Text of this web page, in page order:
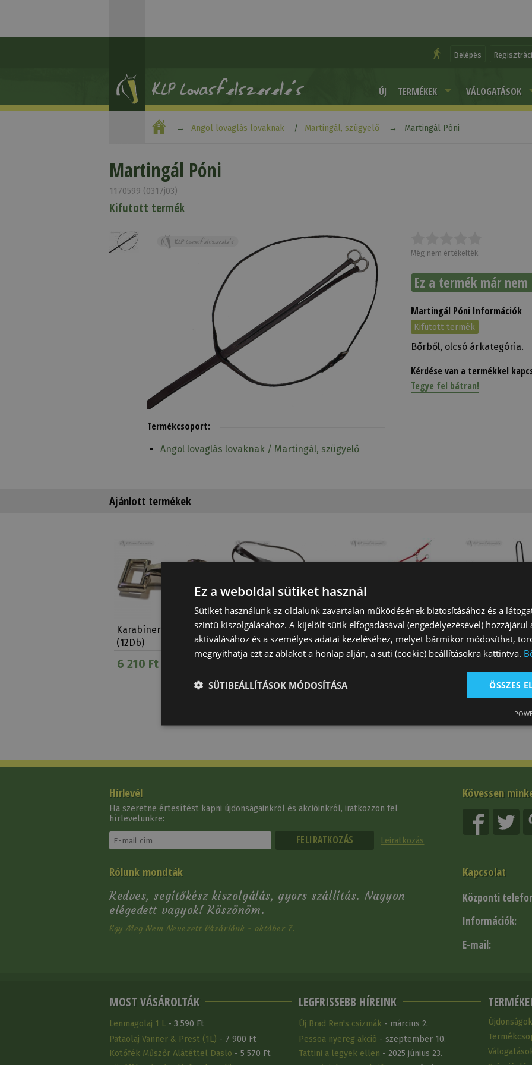
Belépés
ÚJ TERMÉKEK VÁLOGATÁSOK
Angol lovaglás lovaknak Martingál, szügyelő Martingál Póni
Martingál Póni
1170599 (0317j03)
Kifutott termék
Még nem értékelték.
Ez a termék már
Martingál Póni Információk
Kifutott termék
Bőrből, olcsó árkategória.
Kérdése van a termékkel
Tegye fel bátran!
Termékcsoport:
Angol lovaglás lovaknak / Martingál, szügyelő
Ajánlott termékek
Karabíner Nikkelezett
(12Db)
6 210 Ft
Martingál Daslö
Csúszó Rozsdamentes
Martingál Pvc Ugró
Daslö
Martingál Póni
Rozsdamentes
Daslö
13 900 Ft
Kövessen
Hírlevél
Ha szeretne értesítést kapni újdonságainkról és akcióinkról, iratkozzon fel
hírlevelünkre:
Leiratkozás
Kapcsolat
Központi
Információk:
E-mail:
Rólunk mondták
Kedves, segítőkész kiszolgálás, gyors szállítás. Nagyon
elégedett vagyok! Köszönöm.
Egy Meg Nem Nevezett Vásárlónk - október 7.
MOST VÁSÁROLTÁK
Lenmagolaj 1 L - 3 590 Ft
Pataolaj Vanner & Prest (1L) - 7 900 Ft
Kötőfék Műszőr Alátéttel Daslö - 5 570 Ft
LEGFRISSEBB HÍREINK
Új Brad Ren's csizmák- március 2.
Pessoa nyereg akció - szeptember 10.
Tattini a legyek ellen - 2025 június 23.
Újdonságok
Ez a weboldal sütiket használ
Sütiket használunk az oldalunk zavartalan működésének biztosításához és a
szintű kiszolgálásához. A kijelölt sütik elfogadásával (engedélyezésével) hozzájárul
aktiválásához és a személyes adatai kezeléséhez, melyet bármikor módosíthat,
megnyithatja ezt az ablakot a honlap alján, a süti (cookie) beállításokra kattintva.
ÖSSZES
SÜTIBEÁLLÍTÁSOK MÓDOSÍTÁSA